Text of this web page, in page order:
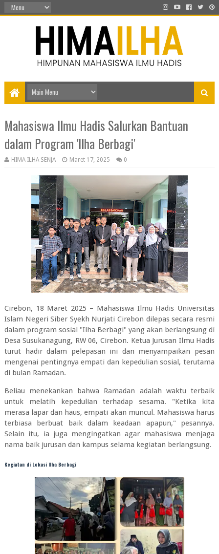
Mahasiswa Ilmu Hadis Salurkan Bantuan
dalam Program 'Ilha Berbagi'
HIMA ILHA SENJA Maret 17, 2025 0
Cirebon, 18 Maret 2025 – Mahasiswa Ilmu Hadis Universitas
Islam Negeri Siber Syekh Nurjati Cirebon dilepas secara resmi
dalam program sosial "Ilha Berbagi" yang akan berlangsung di
Desa Susukanagung, RW 06, Cirebon. Ketua Jurusan Ilmu Hadis
turut hadir dalam pelepasan ini dan menyampaikan pesan
mengenai pentingnya empati dan kepedulian sosial, terutama
di bulan Ramadan.
Beliau menekankan bahwa Ramadan adalah waktu terbaik
untuk melatih kepedulian terhadap sesama. "Ketika kita
merasa lapar dan haus, empati akan muncul. Mahasiswa harus
terbiasa berbuat baik dalam keadaan apapun," pesannya.
Selain itu, ia juga mengingatkan agar mahasiswa menjaga
nama baik jurusan dan kampus selama kegiatan berlangsung.
Kegiatan di Lokasi Ilha Berbagi